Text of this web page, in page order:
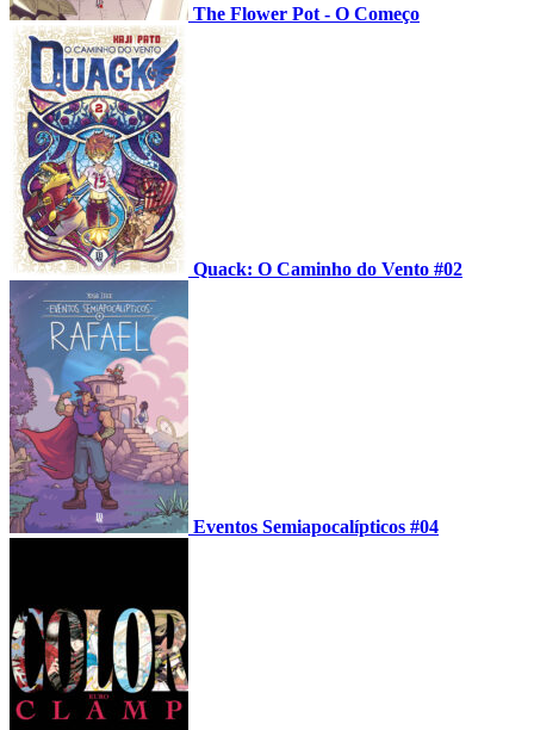
The Flower Pot - O Começo
Quack: O Caminho do Vento #02
Eventos Semiapocalípticos #04